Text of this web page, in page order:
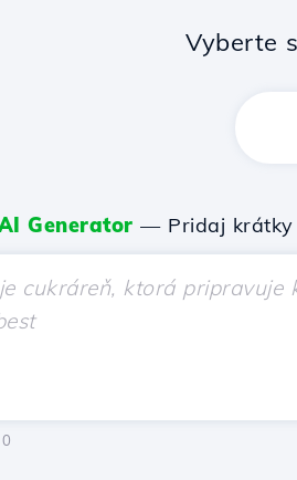
Vyberte
Generator — Pridaj krátky
0